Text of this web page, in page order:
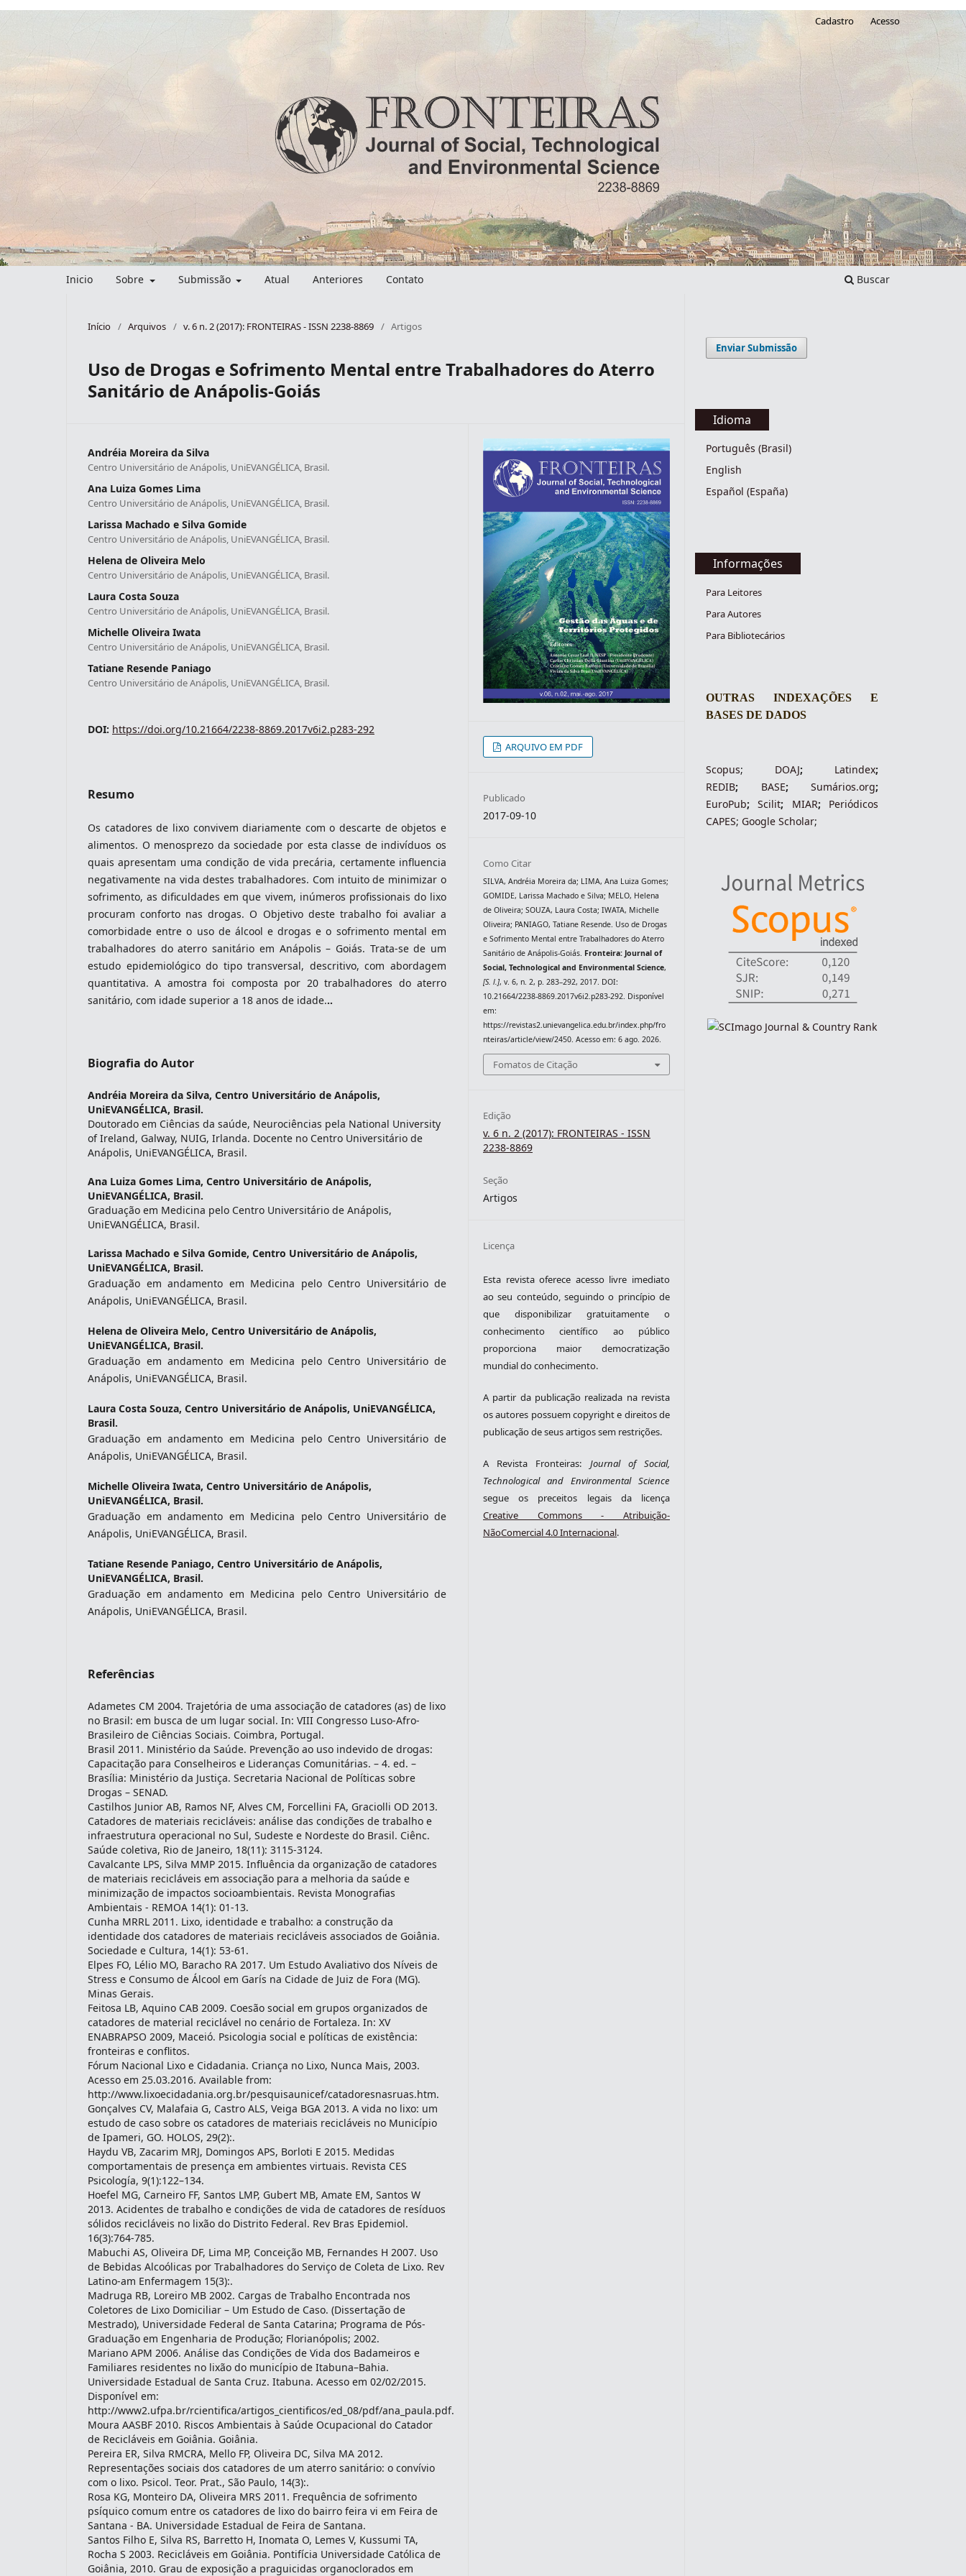
Inicio Sobre Submissão Atual Anteriores Contato Buscar
Cadastro Acesso
Início / Arquivos / v. 6 n. 2 (2017): FRONTEIRAS - ISSN 2238-8869 / Artigos
Uso de Drogas e Sofrimento Mental entre Trabalhadores do Aterro
Sanitário de Anápolis-Goiás
Andréia Moreira da Silva
Centro Universitário de Anápolis, UniEVANGÉLICA, Brasil.
Ana Luiza Gomes Lima
Centro Universitário de Anápolis, UniEVANGÉLICA, Brasil.
Larissa Machado e Silva Gomide
Centro Universitário de Anápolis, UniEVANGÉLICA, Brasil.
Helena de Oliveira Melo
Centro Universitário de Anápolis, UniEVANGÉLICA, Brasil.
Laura Costa Souza
Centro Universitário de Anápolis, UniEVANGÉLICA, Brasil.
Michelle Oliveira Iwata
Centro Universitário de Anápolis, UniEVANGÉLICA, Brasil.
Tatiane Resende Paniago
Centro Universitário de Anápolis, UniEVANGÉLICA, Brasil.
DOI: https://doi.org/10.21664/2238-8869.2017v6i2.p283-292
Resumo
Os catadores de lixo convivem diariamente com o descarte de objetos e
alimentos. O menosprezo da sociedade por esta classe de indivíduos os
quais apresentam uma condição de vida precária, certamente influencia
negativamente na vida destes trabalhadores. Com intuito de minimizar o
sofrimento, as dificuldades em que vivem, inúmeros profissionais do lixo
procuram conforto nas drogas. O Objetivo deste trabalho foi avaliar a
comorbidade entre o uso de álcool e drogas e o sofrimento mental em
trabalhadores do aterro sanitário em Anápolis – Goiás. Trata-se de um
estudo epidemiológico do tipo transversal, descritivo, com abordagem
quantitativa. A amostra foi composta por 20 trabalhadores do aterro
sanitário, com idade superior a 18 anos de idade...
Biografia do Autor
Andréia Moreira da Silva, Centro Universitário de Anápolis,
UniEVANGÉLICA, Brasil.
Doutorado em Ciências da saúde, Neurociências pela National University
of Ireland, Galway, NUIG, Irlanda. Docente no Centro Universitário de
Anápolis, UniEVANGÉLICA, Brasil.
Ana Luiza Gomes Lima, Centro Universitário de Anápolis,
UniEVANGÉLICA, Brasil.
Graduação em Medicina pelo Centro Universitário de Anápolis,
UniEVANGÉLICA, Brasil.
Larissa Machado e Silva Gomide, Centro Universitário de Anápolis,
UniEVANGÉLICA, Brasil.
Graduação em andamento em Medicina pelo Centro Universitário de
Anápolis, UniEVANGÉLICA, Brasil.
Helena de Oliveira Melo, Centro Universitário de Anápolis,
UniEVANGÉLICA, Brasil.
Graduação em andamento em Medicina pelo Centro Universitário de
Anápolis, UniEVANGÉLICA, Brasil.
Laura Costa Souza, Centro Universitário de Anápolis, UniEVANGÉLICA,
Brasil.
Graduação em andamento em Medicina pelo Centro Universitário de
Anápolis, UniEVANGÉLICA, Brasil.
Michelle Oliveira Iwata, Centro Universitário de Anápolis,
UniEVANGÉLICA, Brasil.
Graduação em andamento em Medicina pelo Centro Universitário de
Anápolis, UniEVANGÉLICA, Brasil.
Tatiane Resende Paniago, Centro Universitário de Anápolis,
UniEVANGÉLICA, Brasil.
Graduação em andamento em Medicina pelo Centro Universitário de
Anápolis, UniEVANGÉLICA, Brasil.
Referências
Adametes CM 2004. Trajetória de uma associação de catadores (as) de lixo
no Brasil: em busca de um lugar social. In: VIII Congresso Luso-Afro-
Brasileiro de Ciências Sociais. Coimbra, Portugal.
Brasil 2011. Ministério da Saúde. Prevenção ao uso indevido de drogas:
Capacitação para Conselheiros e Lideranças Comunitárias. – 4. ed. –
Brasília: Ministério da Justiça. Secretaria Nacional de Políticas sobre
Drogas – SENAD.
Castilhos Junior AB, Ramos NF, Alves CM, Forcellini FA, Graciolli OD 2013.
Catadores de materiais recicláveis: análise das condições de trabalho e
infraestrutura operacional no Sul, Sudeste e Nordeste do Brasil. Ciênc.
Saúde coletiva, Rio de Janeiro, 18(11): 3115-3124.
Cavalcante LPS, Silva MMP 2015. Influência da organização de catadores
de materiais recicláveis em associação para a melhoria da saúde e
minimização de impactos socioambientais. Revista Monografias
Ambientais - REMOA 14(1): 01-13.
Cunha MRRL 2011. Lixo, identidade e trabalho: a construção da
identidade dos catadores de materiais recicláveis associados de Goiânia.
Sociedade e Cultura, 14(1): 53-61.
Elpes FO, Lélio MO, Baracho RA 2017. Um Estudo Avaliativo dos Níveis de
Stress e Consumo de Álcool em Garís na Cidade de Juiz de Fora (MG).
Minas Gerais.
Feitosa LB, Aquino CAB 2009. Coesão social em grupos organizados de
catadores de material reciclável no cenário de Fortaleza. In: XV
ENABRAPSO 2009, Maceió. Psicologia social e políticas de existência:
fronteiras e conflitos.
Fórum Nacional Lixo e Cidadania. Criança no Lixo, Nunca Mais, 2003.
Acesso em 25.03.2016. Available from:
http://www.lixoecidadania.org.br/pesquisaunicef/catadoresnasruas.htm.
Gonçalves CV, Malafaia G, Castro ALS, Veiga BGA 2013. A vida no lixo: um
estudo de caso sobre os catadores de materiais recicláveis no Município
de Ipameri, GO. HOLOS, 29(2):.
Haydu VB, Zacarim MRJ, Domingos APS, Borloti E 2015. Medidas
comportamentais de presença em ambientes virtuais. Revista CES
Psicología, 9(1):122–134.
Hoefel MG, Carneiro FF, Santos LMP, Gubert MB, Amate EM, Santos W
2013. Acidentes de trabalho e condições de vida de catadores de resíduos
sólidos recicláveis no lixão do Distrito Federal. Rev Bras Epidemiol.
16(3):764-785.
Mabuchi AS, Oliveira DF, Lima MP, Conceição MB, Fernandes H 2007. Uso
de Bebidas Alcoólicas por Trabalhadores do Serviço de Coleta de Lixo. Rev
Latino-am Enfermagem 15(3):.
Madruga RB, Loreiro MB 2002. Cargas de Trabalho Encontrada nos
Coletores de Lixo Domiciliar – Um Estudo de Caso. (Dissertação de
Mestrado), Universidade Federal de Santa Catarina; Programa de Pós-
Graduação em Engenharia de Produção; Florianópolis; 2002.
Mariano APM 2006. Análise das Condições de Vida dos Badameiros e
Familiares residentes no lixão do município de Itabuna–Bahia.
Universidade Estadual de Santa Cruz. Itabuna. Acesso em 02/02/2015.
Disponível em:
http://www2.ufpa.br/rcientifica/artigos_cientificos/ed_08/pdf/ana_paula.pdf.
Moura AASBF 2010. Riscos Ambientais à Saúde Ocupacional do Catador
de Recicláveis em Goiânia. Goiânia.
Pereira ER, Silva RMCRA, Mello FP, Oliveira DC, Silva MA 2012.
Representações sociais dos catadores de um aterro sanitário: o convívio
com o lixo. Psicol. Teor. Prat., São Paulo, 14(3):.
Rosa KG, Monteiro DA, Oliveira MRS 2011. Frequência de sofrimento
psíquico comum entre os catadores de lixo do bairro feira vi em Feira de
Santana - BA. Universidade Estadual de Feira de Santana.
Santos Filho E, Silva RS, Barretto H, Inomata O, Lemes V, Kussumi TA,
Rocha S 2003. Recicláveis em Goiânia. Pontifícia Universidade Católica de
Goiânia, 2010. Grau de exposição a praguicidas organoclorados em
ARQUIVO EM PDF
Publicado
2017-09-10
Como Citar
SILVA, Andréia Moreira da; LIMA, Ana Luiza Gomes;
GOMIDE, Larissa Machado e Silva; MELO, Helena
de Oliveira; SOUZA, Laura Costa; IWATA, Michelle
Oliveira; PANIAGO, Tatiane Resende. Uso de Drogas
e Sofrimento Mental entre Trabalhadores do Aterro
Sanitário de Anápolis-Goiás. Fronteira: Journal of
Social, Technological and Environmental Science,
[S. l.], v. 6, n. 2, p. 283–292, 2017. DOI:
10.21664/2238-8869.2017v6i2.p283-292. Disponível
em:
https://revistas2.unievangelica.edu.br/index.php/fro
nteiras/article/view/2450. Acesso em: 6 ago. 2026.
Fomatos de Citação
Edição
v. 6 n. 2 (2017): FRONTEIRAS - ISSN
2238-8869
Seção
Artigos
Licença
Esta revista oferece acesso livre imediato
ao seu conteúdo, seguindo o princípio de
que disponibilizar gratuitamente o
conhecimento científico ao público
proporciona maior democratização
mundial do conhecimento.
A partir da publicação realizada na revista
os autores possuem copyright e direitos de
publicação de seus artigos sem restrições.
A Revista Fronteiras: Journal of Social,
Technological and Environmental Science
segue os preceitos legais da licença
Creative Commons - Atribuição-
NãoComercial 4.0 Internacional.
Enviar Submissão
Idioma
Português (Brasil)
English
Español (España)
Informações
Para Leitores
Para Autores
Para Bibliotecários
OUTRAS INDEXAÇÕES E
BASES DE DADOS
Scopus; DOAJ; Latindex;
REDIB; BASE; Sumários.org;
EuroPub; Scilit; MIAR; Periódicos
CAPES; Google Scholar;
indexadores-fronteiras